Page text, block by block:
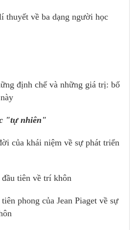
về ba dạng người học
định chế và những giá trị: bố
"tự nhiên"
của khái niệm về sự phát triển
tiên về trí khôn
phong của Jean Piaget về sự